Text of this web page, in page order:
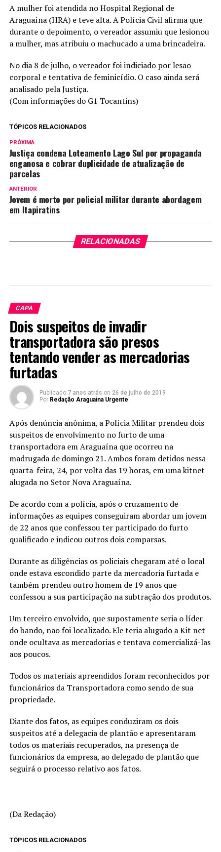
A mulher foi atendida no Hospital Regional de
Araguaína (HRA) e teve alta. A Polícia Civil afirma que
durante o depoimento, o vereador assumiu que lesionou
a mulher, mas atribuiu o machucado a uma brincadeira.
No dia 8 de julho, o vereador foi indiciado por lesão
corporal e tentativa de feminicídio. O caso ainda será
analisado pela Justiça.
(Com informações do G1 Tocantins)
TÓPICOS RELACIONADOS
PRÓXIMA
Justiça condena Loteamento Lago Sul por propaganda
enganosa e cobrar duplicidade de atualização de
parcelas
ANTERIOR
Jovem é morto por policial militar durante abordagem
em Itapiratins
RELACIONADAS
CAPA
Dois suspeitos de invadir
transportadora são presos
tentando vender as mercadorias
furtadas
Publicado 7 anos atrás on 26 de julho de 2019
Por Redação Araguaina Urgente
Após denúncia anônima, a Polícia Militar prendeu dois
suspeitos de envolvimento no furto de uma
transportadora em Araguaína que ocorreu na
madrugada de domingo 21. Ambos foram detidos nessa
quarta-feira, 24, por volta das 19 horas, em uma kitnet
alugada no Setor Nova Araguaína.
De acordo com a polícia, após o cruzamento de
informações as equipes conseguiram abordar um jovem
de 22 anos que confessou ter participado do furto
qualificado e indicou outros dois comparsas.
Durante as diligências os policiais chegaram até o local
onde estava escondido parte da mercadoria furtada e
também prendeu outro homem de 19 anos que
confessou a sua participação na subtração dos produtos.
Um terceiro envolvido, que supostamente seria o líder
do bando, não foi localizado. Ele teria alugado a Kit net
onde ocultava as mercadorias e tentava comercializá-las
aos poucos.
Todos os materiais apreendidos foram reconhecidos por
funcionários da Transportadora como sendo de sua
propriedade.
Diante dos fatos, as equipes conduziram os dois
suspeitos até a delegacia de plantão e apresentaram
todos os materiais recuperados, na presença de
funcionários da empresa, ao delegado de plantão que
seguirá o processo relativo aos fatos.
(Da Redação)
TÓPICOS RELACIONADOS